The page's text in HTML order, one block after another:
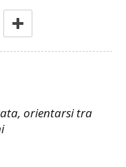
orientarsi tra